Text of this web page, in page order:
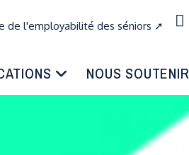
de l'employabilité des séniors ➚
NOUS SOUTENIR